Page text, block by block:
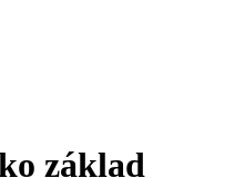
základ